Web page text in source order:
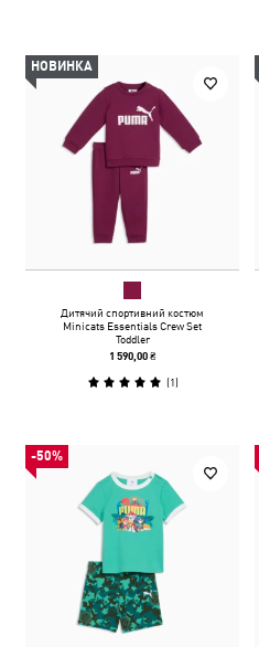
НОВИНКА
Дитячий спортивний костюм
Minicats Essentials Crew Set
Toddler
1 590,00 ₴
(1)
-50%